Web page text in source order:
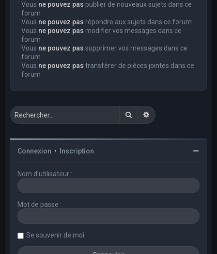
Vous ne pouvez pas publier de nouveaux sujets dans ce
forum
Vous ne pouvez pas répondre aux sujets dans ce forum
Vous ne pouvez pas modifier vos messages dans ce
forum
Vous ne pouvez pas supprimer vos messages dans ce
forum
Vous ne pouvez pas transférer de pièces jointes dans ce
forum
RechercherRecherche avancée
Connexion • Inscription
Nom d’utilisateur :
Mot de passe :
Se souvenir de moi